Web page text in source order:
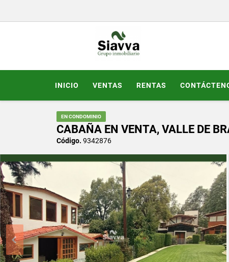
INICIO VENTAS RENTAS
EN CONDOMINIO
CABAÑA EN VENTA, VALLE DE
Código. 9342876